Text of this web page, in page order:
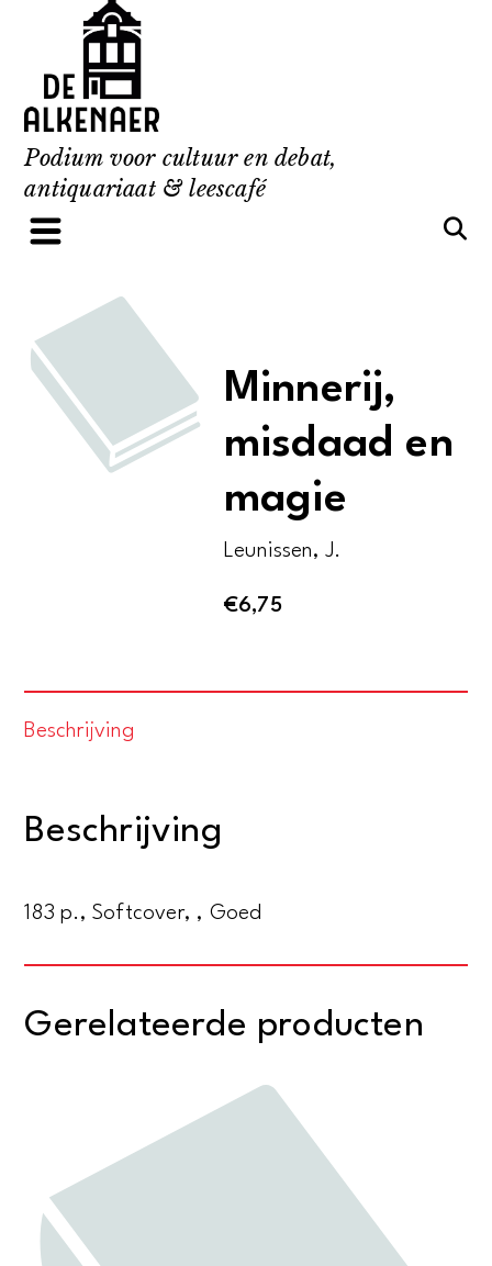
content
Podium voor cultuur en debat,
antiquariaat & leescafé
Minnerij,
misdaad en
magie
Leunissen, J.
€6,75
Beschrijving
Beschrijving
183 p., Softcover, , Goed
Gerelateerde producten